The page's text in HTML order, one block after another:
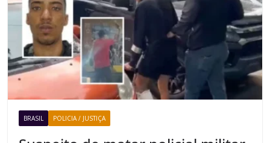
BRASIL POLICIA / JUSTIÇA